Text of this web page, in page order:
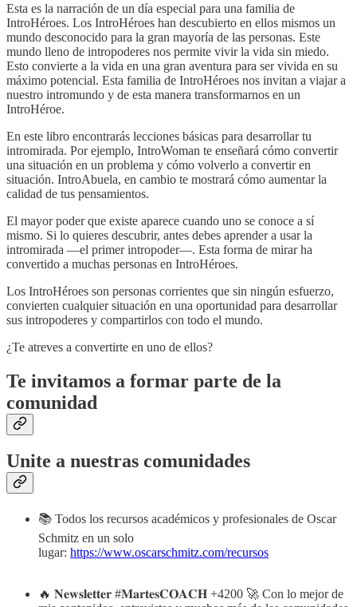
Esta es la narración de un día especial para una familia de
IntroHéroes. Los IntroHéroes han descubierto en ellos mismos un
mundo desconocido para la gran mayoría de las personas. Este
mundo lleno de intropoderes nos permite vivir la vida sin miedo.
Esto convierte a la vida en una gran aventura para ser vivida en su
máximo potencial. Esta familia de IntroHéroes nos invitan a viajar a
nuestro intromundo y de esta manera transformarnos en un
IntroHéroe.
En este libro encontrarás lecciones básicas para desarrollar tu
intromirada. Por ejemplo, IntroWoman te enseñará cómo convertir
una situación en un problema y cómo volverlo a convertir en
situación. IntroAbuela, en cambio te mostrará cómo aumentar la
calidad de tus pensamientos.
El mayor poder que existe aparece cuando uno se conoce a sí
mismo. Si lo quieres descubrir, antes debes aprender a usar la
intromirada —el primer intropoder—. Esta forma de mirar ha
convertido a muchas personas en IntroHéroes.
Los IntroHéroes son personas corrientes que sin ningún esfuerzo,
convierten cualquier situación en una oportunidad para desarrollar
sus intropoderes y compartirlos con todo el mundo.
¿Te atreves a convertirte en uno de ellos?
Te invitamos a formar parte de la
comunidad
Unite a nuestras comunidades
📚 Todos los recursos académicos y profesionales de Oscar
Schmitz en un solo
lugar: https://www.oscarschmitz.com/recursos
🔥 𝐍𝐞𝐰𝐬𝐥𝐞𝐭𝐭𝐞𝐫 #𝐌𝐚𝐫𝐭𝐞𝐬𝐂𝐎𝐀𝐂𝐇 +4200 🚀 Con lo mejor de